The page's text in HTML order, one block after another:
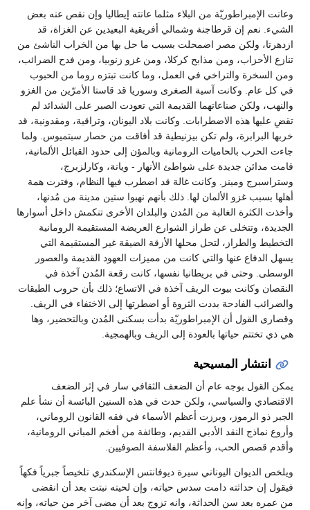
وعانت الإمبراطوريّة من البلاء مثلما عانته إيطاليا وإن نقص عنه بعض
الشيء. نعم إن قرطاجنة وشمالي أفريقية البعيدين عن الغزاة، قد
ازدهرتا، ولكن مصر اضمحلت بسبب ما حل بها من الخراب الناشئ من
تنازع الأحزاب، ومن مذابح كركلا، ومن غزو زنوبيا، ومن فدح الضرائب،
ومن السخرة والتراخي في العمل، وما كانت تبتزه روما من الحبوب
في كل عام. وكانت آسية الصغرى وسوريا قد قاستا الأمرّين من الغزو
والنهب، ولكن صناعاتهما القديمة التي تعودت الصبر على الشدائد لم
تقضِ عليها هذه الاضطرابات. وكانت بلاد اليونان، وتراقية، ومقدونية، قد
خربها البرابرة، ولم تكن بيزنيطية قد أفاقت من حصار سبتميوس. ولما
جاءت الحرب بالحاميات الرومانية وبالمؤن إلى حدود القبائل الألمانية،
قامت مدائن جديدة على شواطئ الأنهار - ويانة، وكارلزبرج،
وستراسبرج ومينز. وكانت غالة قد اضطرب فيها النظام، وفترت همة
أهلها بسبب غزو الألمان لها. ذلك بأنهم نهبوا ستين مدينة من مُدنها،
وأخذت الكثرة الغالبة من المُدن والبلدان الأخرى تنكمش داخل أسوارها
الجديدة، وتتخلى عن طراز الشوارع العريضة المستقيمة الرومانية
التخطيط والطراز، لتحل محلها الأزقة الضيقة غير المستقيمة التي
يسهل الدفاع عنها والتي كانت من مميزات العهود القديمة والعصور
الوسطى. وحتى في بريطانيا نفسها، كانت رقعة المُدن آخذة في
النقصان وكانت بيوت الريف آخذة في الاتساع؛ ذلك بأن حروب الطبقات
والضرائب الفادحة بددت الثروة أو اضطرتها إلى الاختفاء في الريف.
وقصارى القول أن الإمبراطوريّة بدأت بسكنى المُدن وبالتحضير، وها
هي ذي تختتم حياتها بالعودة إلى الريف وبالهمجية.
انتشار المسيحية
يمكن القول بوجه عام أن الضعف الثقافي سار في إثر الضعف
الاقتصادي والسياسي، ولكن حدث في هذه السنين البائسة أن نشأ علم
الجبر ذو الرموز، وبرزت أعظم الأسماء في فقه القانون الروماني،
وأروع نماذج النقد الأدبي القديم، وطائفة من أفخم المباني الرومانية،
وأقدم قصص الحب، وأعظم الفلاسفة الصوفيين.
ويلخص الديوان اليوناني سيرة ديوفانتس الإسكندري تلخيصاً جبرياً فكهاً
فيقول إن حداثته دامت سدس حياته، وإن لحيته نبتت بعد أن انقضى
من عمره بعد سن الحداثة، وانه تزوج بعد أن مضى آخر من حياته، وإنه